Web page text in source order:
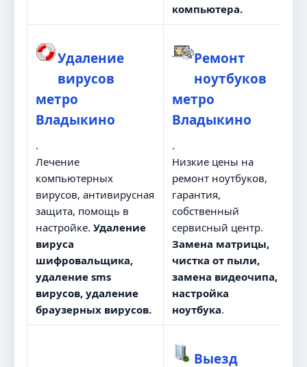
компьютера.
Удаление
вирусов
метро
Владыкино
.
Лечение
компьютерных
вирусов, антивирусная
защита, помощь в
настройке. Удаление
вируса
шифровальщика,
удаление sms
вирусов, удаление
браузерных вирусов.
Ремонт
ноутбуков
метро
Владыкино
.
Низкие цены на
ремонт ноутбуков,
гарантия,
собственный
сервисный центр.
Замена матрицы,
чистка от пыли,
замена видеочипа,
настройка
ноутбука.
Выезд